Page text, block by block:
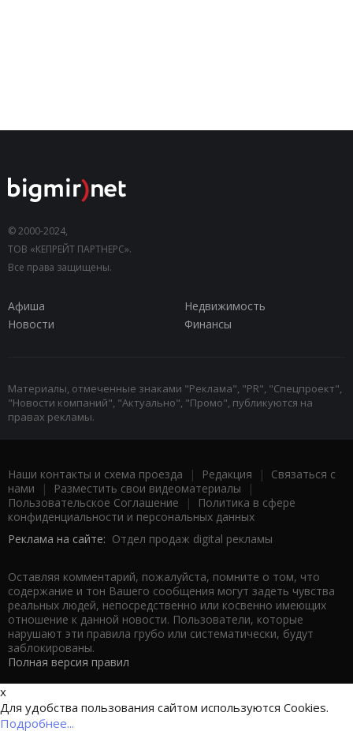
© 2000-2024,
ТОВ «КЕПРЕЙТ ПАРТНЕРС».
Все права защищены.
Афиша
Недвижимость
Новости
Финансы
Материалы, отмеченные знаками "Реклама", "PR", "Спецпроект",
"Новости компаний", "Актуально", "Промо", публикуются на
правах рекламы.
Наши контакты и схема проезда | Редакция | Связаться с
нами | Разместить свои видеоматериалы |
Пользовательское Соглашение |
Политика в сфере
конфиденциальности и персональных данных
Реклама на сайте: Отдел продаж digital рекламы
Оставляя комментарий, пожалуйста, помните о том, что
содержание и тон Вашего сообщения могут задеть чувства
реальных людей, непосредственно или косвенно имеющих
отношение к данной новости. Пользователи, которые
нарушают эти правила грубо или систематически, будут
заблокированы.
Полная версия правил
x
Для удобства пользования сайтом используются Cookies.
Подробнее...